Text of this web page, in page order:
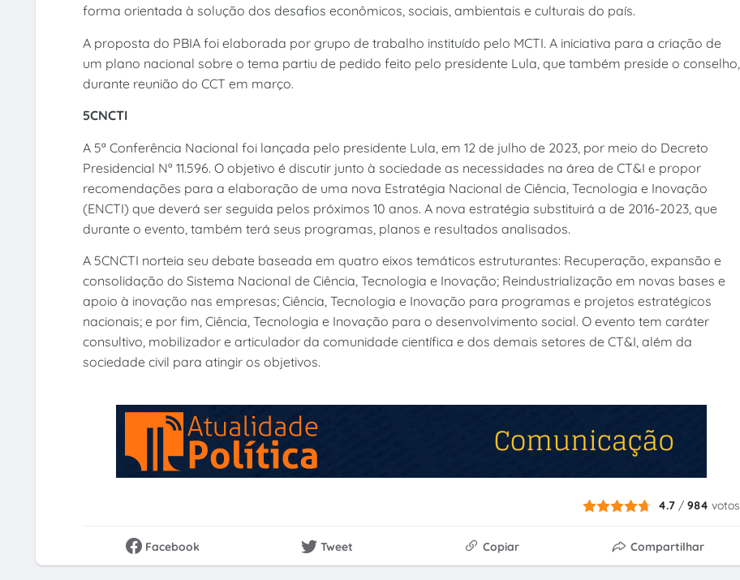
forma orientada à solução dos desafios econômicos, sociais, ambientais e culturais do país.
A proposta do PBIA foi elaborada por grupo de trabalho instituído pelo MCTI. A iniciativa para a criação de
um plano nacional sobre o tema partiu de pedido feito pelo presidente Lula, que também preside o conselho,
durante reunião do CCT em março.
5CNCTI
A 5ª Conferência Nacional foi lançada pelo presidente Lula, em 12 de julho de 2023, por meio do Decreto
Presidencial Nº 11.596. O objetivo é discutir junto à sociedade as necessidades na área de CT&I e propor
recomendações para a elaboração de uma nova Estratégia Nacional de Ciência, Tecnologia e Inovação
(ENCTI) que deverá ser seguida pelos próximos 10 anos. A nova estratégia substituirá a de 2016-2023, que
durante o evento, também terá seus programas, planos e resultados analisados.
A 5CNCTI norteia seu debate baseada em quatro eixos temáticos estruturantes: Recuperação, expansão e
consolidação do Sistema Nacional de Ciência, Tecnologia e Inovação; Reindustrialização em novas bases e
apoio à inovação nas empresas; Ciência, Tecnologia e Inovação para programas e projetos estratégicos
nacionais; e por fim, Ciência, Tecnologia e Inovação para o desenvolvimento social. O evento tem caráter
consultivo, mobilizador e articulador da comunidade científica e dos demais setores de CT&I, além da
sociedade civil para atingir os objetivos.
4.7 /984 votos
Facebook Tweet Copiar Compartilhar